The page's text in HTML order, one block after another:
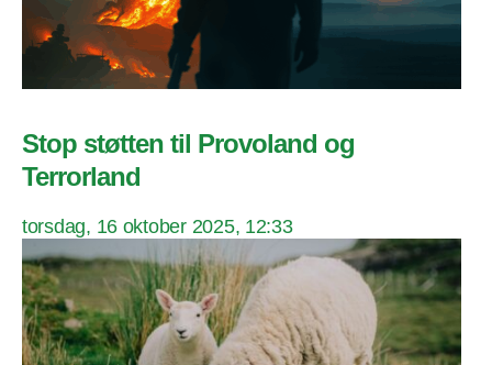
Stop støtten til Provoland og
Terrorland
torsdag, 16 oktober 2025, 12:33